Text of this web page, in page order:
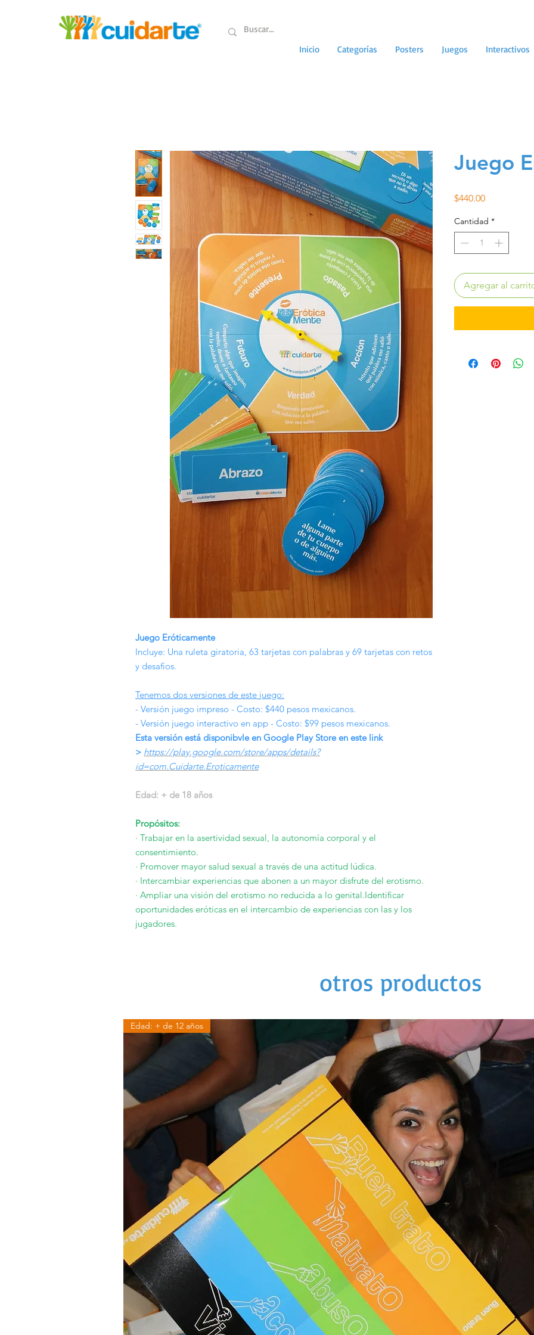
Inicio
Categorías Posters Juegos Interactivos
Juego Eróticamente
Incluye: Una ruleta giratoria, 63 tarjetas con palabras y 69 tarjetas con retos
y desafíos.
Tenemos dos versiones de este juego:
- Versión juego impreso - Costo: $440 pesos mexicanos.
- Versión juego interactivo en app - Costo: $99 pesos mexicanos.
Esta versión está disponibvle en Google Play Store en este link
> https://play.google.com/store/apps/details?
id=com.Cuidarte.Eroticamente
Edad: + de 18 años
Propósitos:
· Trabajar en la asertividad sexual, la autonomía corporal y el
consentimiento.
· Promover mayor salud sexual a través de una actitud lúdica.
· Intercambiar experiencias que abonen a un mayor disfrute del erotismo.
· Ampliar una visión del erotismo no reducida a lo genital.Identificar
oportunidades eróticas en el intercambio de experiencias con las y los
jugadores.
Juego
$440.00Precio
Cantidad *
Agregar al
otros productos
Edad: + de 12 años